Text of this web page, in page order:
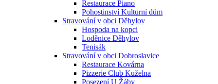
Restaurace Piano
Pohostinství Kulturní dům
Stravování v obci Děhylov
Hospoda na kopci
Loděnice Děhylov
Tenisák
Stravování v obci Dobroslavice
Restaurace Kovárna
Pizzerie Club Kuželna
Posezení U Žáby